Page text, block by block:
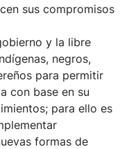
sus compromisos
y la libre
negros,
para permitir
con base en su
para ello es
formas de